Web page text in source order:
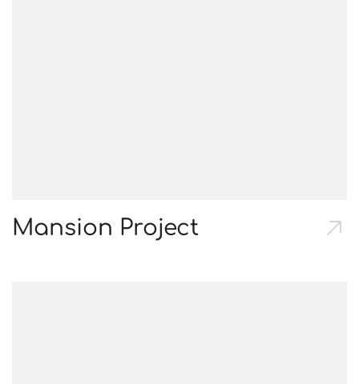
Mansion Project